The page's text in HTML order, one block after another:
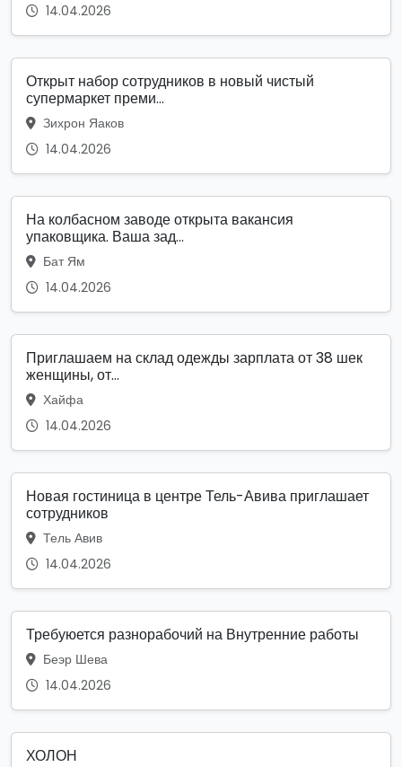
14.04.2026
Открыт набор сотрудников в новый чистый
супермаркет преми...
Зихрон Яаков
14.04.2026
На колбасном заводе открыта вакансия
упаковщика. Ваша зад...
Бат Ям
14.04.2026
Приглашаем на склад одежды зарплата от 38 шек
женщины, от...
Хайфа
14.04.2026
Новая гостиница в центре Тель-Авива приглашает
сотрудников
Тель Авив
14.04.2026
Требуюется разнорабочий на Внутренние работы
Беэр Шева
14.04.2026
ХОЛОН